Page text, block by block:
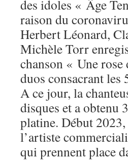
des idoles « Âge
raison du
Herbert Léonard,
Michèle Torr
chanson « Une
duos consacrant les
A ce jour, la
disques et a obtenu
platine. Début 2023,
l’artiste
qui prennent place